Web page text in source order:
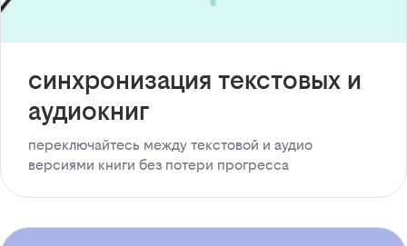
синхронизация текстовых и
аудиокниг
переключайтесь между текстовой и аудио
версиями книги без потери прогресса